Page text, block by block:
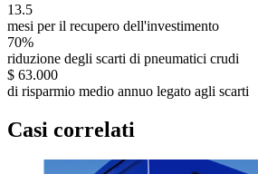
13.5
mesi per il recupero dell'investimento
70%
riduzione degli scarti di pneumatici crudi
$ 63.000
di risparmio medio annuo legato agli scarti
Casi correlati